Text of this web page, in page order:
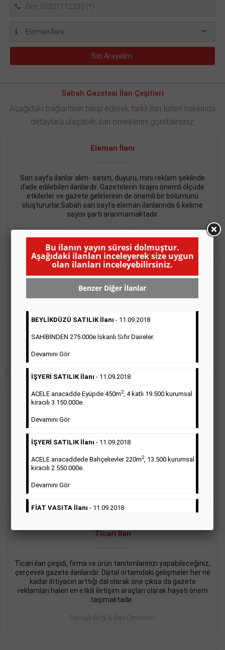
Sabah Gazetesi İlan Çeşitleri
Aşağıdaki bağlantıları takip ederek farklı ilan türleri hakkında
detaylara ulaşabilir, ilan örneklerini görebilirsiniz.
Eleman İlanı
Sarı sayfa ilanlar alım- satım, duyuru, mini reklam şeklinde
ifade edilebilen ilanlardır. Gazetelerin tirajını önemli ölçüde
etkilerler ve gazete gelirlerinin de önemli bir bölümünü
oluştururlar.Sabah sarı sayfa eleman ilanlarında 6 kelime
sayısı şartı aranmamaktadır.
Detaylı Bilgi & İlan Örnekleri
Emlak İlanı
ifade edilebilen ilanlardır. Gazetelerin tirajını önemli ölçüde
etkilerler ve gazete gelirlerinin de önemli bir bölümünü
oluştururlar.Sabah sarı sayfa eleman ilanlarında 6 kelime
Sarı sayfa ilanlar alım- satım, duyuru, mini reklam şeklinde
ifade edilebilen ilanlardır. Gazetelerin tirajını önemli ölçüde
oluştururlar.Sabah sarı sayfa eleman ilanlarında 6 kelime
sayısı şartı aranmamaktadır.
Ticari İlan
Ticari ilan çeşidi, firma ve ürün tanıtımlarınızı yapabileceğiniz,
çerçeveli gazete ilanlarıdır. Dijital ortamdaki gelişmeler her ne
kadar ihtiyacın arttığı dal olarak öne çıksa da gazete
reklamları halen en etkili iletişim araçları olarak hayati önem
taşımaktadır.
Detaylı Bilgi & İlan Örnekleri
Bu ilanın yayın süresi dolmuştur.
Aşağıdaki ilanları inceleyerek size uygun
olan ilanları inceleyebilirsiniz.
Benzer Diğer İlanlar
BEYLİKDÜZÜ SATILIK İlanı - 11.09.2018
SAHİBİNDEN 275.000e İskanlı Sıfır Daireler.
Devamını Gör
İŞYERİ SATILIK İlanı - 11.09.2018
ACELE anacadde Eyüpde 450m2, 4 katlı 19.500 kurumsal
kiracılı 3.150.000e.
Devamını Gör
İŞYERİ SATILIK İlanı - 11.09.2018
ACELE anacaddede Bahçelievler 220m2, 13.500 kurumsal
kiracılı 2.550.000e.
Devamını Gör
FİAT VASITA İlanı - 11.09.2018
2.800.000e kurumsal mağaza.
BAKIRKÖY SATILIK İlanı- 11.09.2018
KARTALTEPEde kelepir 2+ 1 satılık daire